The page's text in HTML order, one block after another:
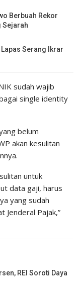
Berbuah Rekor
Sejarah
Lapas Serang Ikrar
sudah wajib
single identity
belum
akan kesulitan
untuk
data gaji, harus
yang sudah
Jenderal Pajak,”
REI Soroti Daya